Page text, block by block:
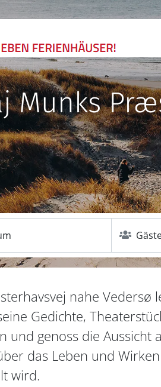
Munks
nahe Vedersø
Gedichte,
und genoss die Aussicht
das Leben und
wird.